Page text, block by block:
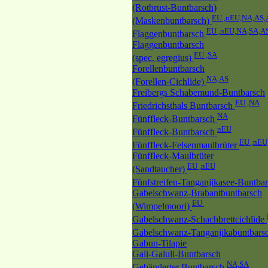
(Rotbrust-Buntbarsch)
(Maskenbuntbarsch) EU
Flaggenbuntbarsch EU
Flaggenbuntbarsch
(spec. egregius) EU ,SA
Forellenbuntbarsch
(Forellen-Cichlide) NA,AS
Freibergs Schabemund-Buntbarsch
Friedrichsthals Buntbarsch EU ,NA
Fünffleck-Buntbarsch NA
Fünffleck-Buntbarsch nEU
Fünffleck-Felsenmaulbrüter EU ,nEU
Fünffleck-Maulbrüter
(Sandtaucher) EU ,nEU
Fünfstreifen-Tanganjikasee-
Gabelschwanz-Brabantbuntbarsch
(Wimpelmoori) EU
Gabelschwanz-Schachbrettcichlide
Gabelschwanz-
Gabun-Tilapie
Gali-Galuli-Buntbarsch
NA,SA